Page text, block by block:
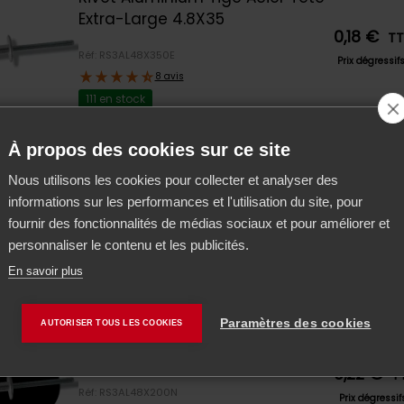
À propos des cookies sur ce site
Nous utilisons les cookies pour collecter et analyser des
informations sur les performances et l'utilisation du site, pour
fournir des fonctionnalités de médias sociaux et pour améliorer et
personnaliser le contenu et les publicités.
En savoir plus
AUTORISER TOUS LES COOKIES Paramètres des cookies
d'été
équipe sera en congés d'été duvendredi 7 aoûtau
.
les commandes passées entre ces 2 dates seront
du
Extra-Large 4.8X35
Réf: RS3AL48X350E
8 avis
111 en stock
0,18 €
Prix
Large 4.8X18 Orange Ral2004
Réf: RS3AL48X180O
8 avis
0,31 €
Prix
Rivet Aluminium Tige Acier Tête
Réf: RS3AL48X200N
0,22 €
Prix